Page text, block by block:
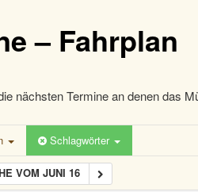
– Fahrplan
nächsten Termine an denen das
Schlagwörter
VOM JUNI 16